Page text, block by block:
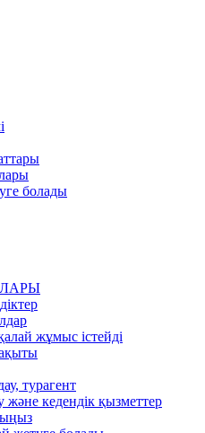
болады
жұмыс істейді
турагент
және кедендік қызметтер